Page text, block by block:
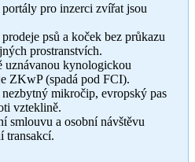
pro inzerci zvířat jsou
psů a koček bez průkazu
prostranstvích.
uznávanou kynologickou
ZKwP (spadá pod FCI).
mikročip, evropský pas
vzteklině.
smlouvu a osobní návštěvu
transakcí.